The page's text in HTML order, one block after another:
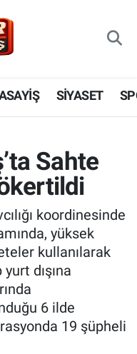
SİYASET
Sahte
koordinesinde
yüksek
kullanılarak
dışına
6 ilde
19 şüpheli
Fikstür